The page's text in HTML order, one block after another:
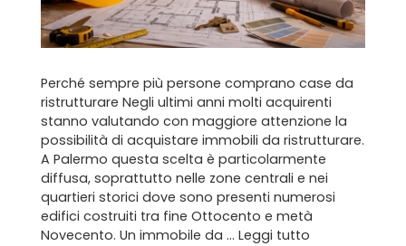
Perché sempre più persone comprano case da
ristrutturare Negli ultimi anni molti acquirenti
stanno valutando con maggiore attenzione la
possibilità di acquistare immobili da ristrutturare.
A Palermo questa scelta è particolarmente
diffusa, soprattutto nelle zone centrali e nei
quartieri storici dove sono presenti numerosi
edifici costruiti tra fine Ottocento e metà
Novecento. Un immobile da … Leggi tutto